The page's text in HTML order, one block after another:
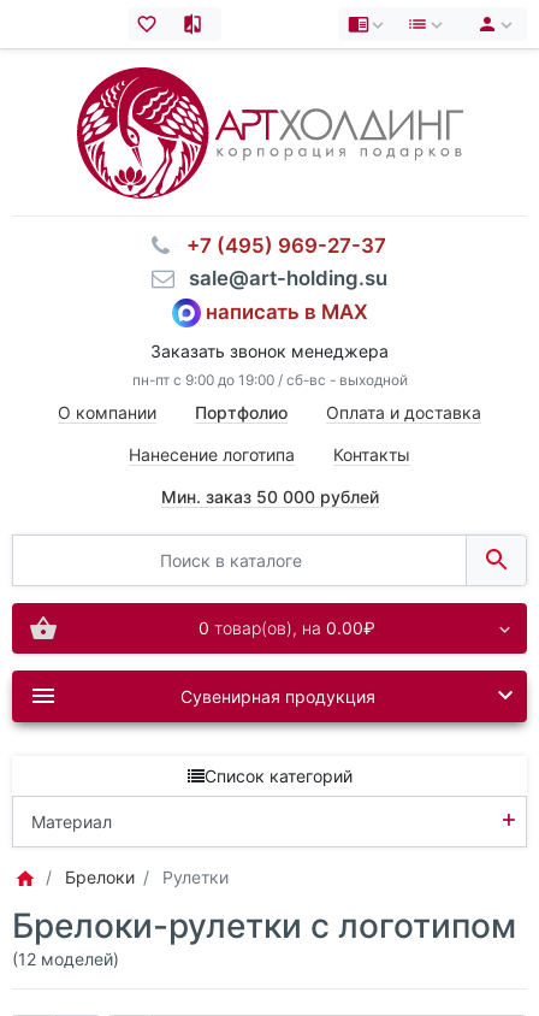
⠀+7 (495) 969-27-37
⠀sale@art-holding.su
написать в MAX
Заказать звонок менеджера
пн-пт с 9:00 до 19:00 / сб-вс - выходной
О компании Портфолио Оплата и доставка
Нанесение логотипа Контакты
Мин. заказ 50 000 рублей
0 товар(ов), на 0.00₽
Сувенирная продукция
Список категорий
Материал +
АБС-пластик
Металл
Пластик
Брелоки Рулетки
Брелоки-рулетки с логотипом
(12 моделей)